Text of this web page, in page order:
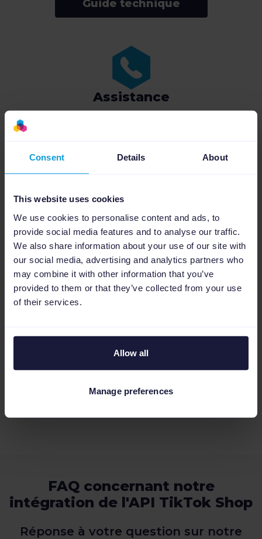
Consent Details About
This website uses cookies
We use cookies to personalise content and ads, to
provide social media features and to analyse our traffic.
We also share information about your use of our site with
our social media, advertising and analytics partners who
may combine it with other information that you’ve
provided to them or that they’ve collected from your use
of their services.
Allow all
Manage preferences
Guide technique
Assistance
Tarification évolutive
Choisissez le forfait qui convient à votre
sans engagement pour avoir toujours l’esprit
tranquille et développer votre activité à votre
FAQ concernant notre
intégration de l'API TikTok Shop
Réponse à votre question sur notre